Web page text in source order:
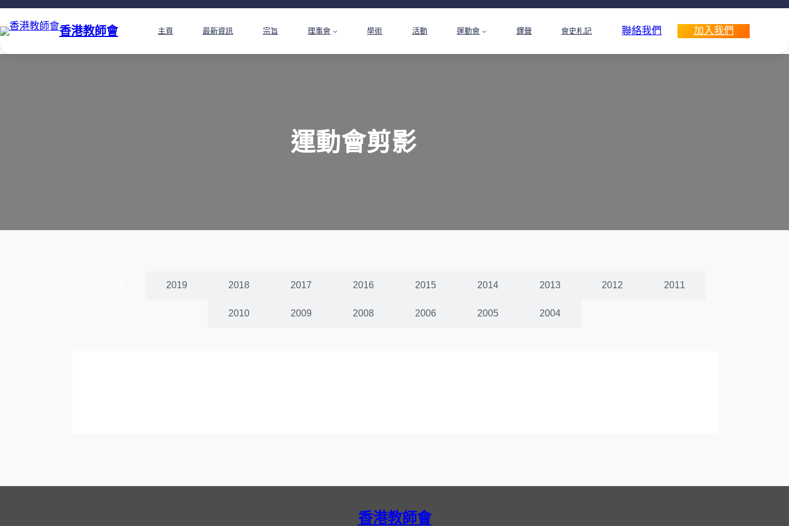
香港教師會 主頁 最新資訊 宗旨 理事會 學術 活動 運動會 鐸聲 會史札記 聯絡我們 加入我們
運動會剪影
2019 2018 2017 2016 2015 2014 2013 2012 2011
2010 2009 2008 2006 2005 2004
香港教師會